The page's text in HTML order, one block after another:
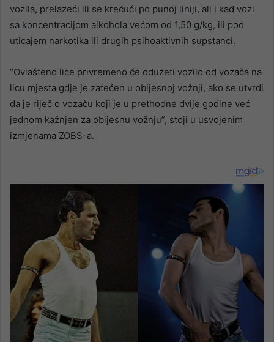
vozila, prelazeći ili se krećući po punoj liniji, ali i kad vozi
sa koncentracijom alkohola većom od 1,50 g/kg, ili pod
uticajem narkotika ili drugih psihoaktivnih supstanci.
“Ovlašteno lice privremeno će oduzeti vozilo od vozača na
licu mjesta gdje je zatečen u obijesnoj vožnji, ako se utvrdi
da je riječ o vozaču koji je u prethodne dvije godine već
jednom kažnjen za obijesnu vožnju”, stoji u usvojenim
izmjenama ZOBS-a.